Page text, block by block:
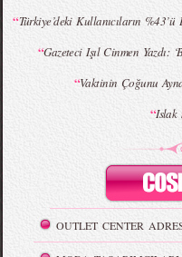
“Türkiye’deki Kullanıcıların
“Gazeteci Işıl Cinmen Yazdı:
“Vaktinin Çoğunu
“Islak
OUTLET CENTER